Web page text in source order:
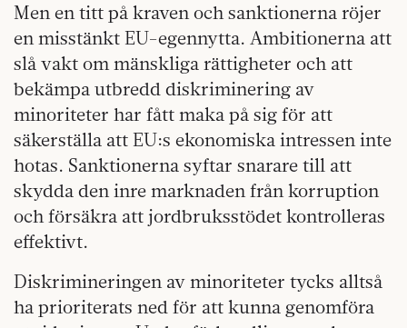
Men en titt på kraven och sanktionerna röjer
en misstänkt EU-egennytta. Ambitionerna att
slå vakt om mänskliga rättigheter och att
bekämpa utbredd diskriminering av
minoriteter har fått maka på sig för att
säkerställa att EU:s ekonomiska intressen inte
hotas. Sanktionerna syftar snarare till att
skydda den inre marknaden från korruption
och försäkra att jordbruksstödet kontrolleras
effektivt.
Diskrimineringen av minoriteter tycks alltså
ha prioriterats ned för att kunna genomföra